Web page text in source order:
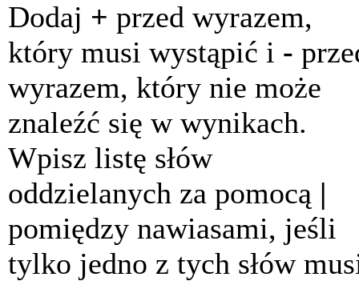
Dodaj + przed wyrazem,
który musi wystąpić i -
wyrazem, który nie może
znaleźć się w wynikach.
Wpisz listę słów
oddzielanych za pomocą |
pomiędzy nawiasami, jeśli
tylko jedno z tych słów